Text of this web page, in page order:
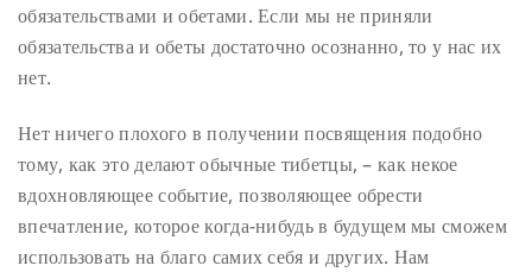
обязательствами и обетами. Если мы не приняли
обязательства и обеты достаточно осознанно, то у нас их
нет.
Нет ничего плохого в получении посвящения подобно
тому, как это делают обычные тибетцы, – как некое
вдохновляющее событие, позволяющее обрести
впечатление, которое когда-нибудь в будущем мы сможем
использовать на благо самих себя и других. Нам